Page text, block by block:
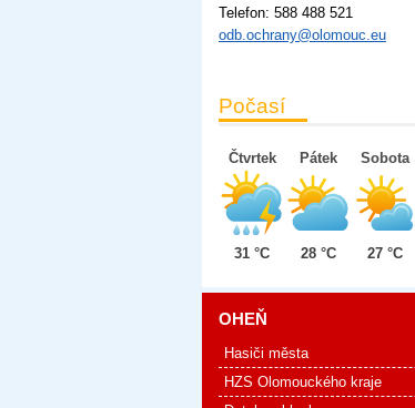
Telefon: 588 488 521
odb.ochrany@olomouc.eu
Počasí
Čtvrtek
31 °C
Pátek
28 °C
Sobota
27 °C
OHEŇ
Hasiči města
HZS Olomouckého kraje